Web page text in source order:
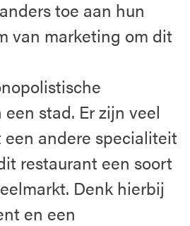
toe aan hun
van marketing om dit
stad. Er zijn veel
andere specialiteit
restaurant een soort
Denk hierbij
en een